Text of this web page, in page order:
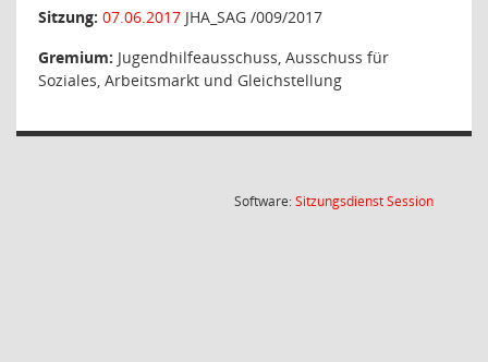
Sitzung: 07.06.2017 JHA_SAG /009/2017
Gremium: Jugendhilfeausschuss, Ausschuss für
Soziales, Arbeitsmarkt und Gleichstellung
Software:SitzungsdienstSession(Wird in